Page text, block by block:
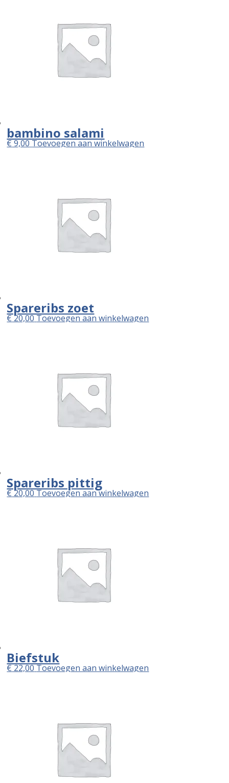
bambino salami
€9,00Toevoegen aan winkelwagen
Spareribs zoet
€20,00Toevoegen aan winkelwagen
Spareribs pittig
€20,00Toevoegen aan winkelwagen
Biefstuk
€22,00Toevoegen aan winkelwagen